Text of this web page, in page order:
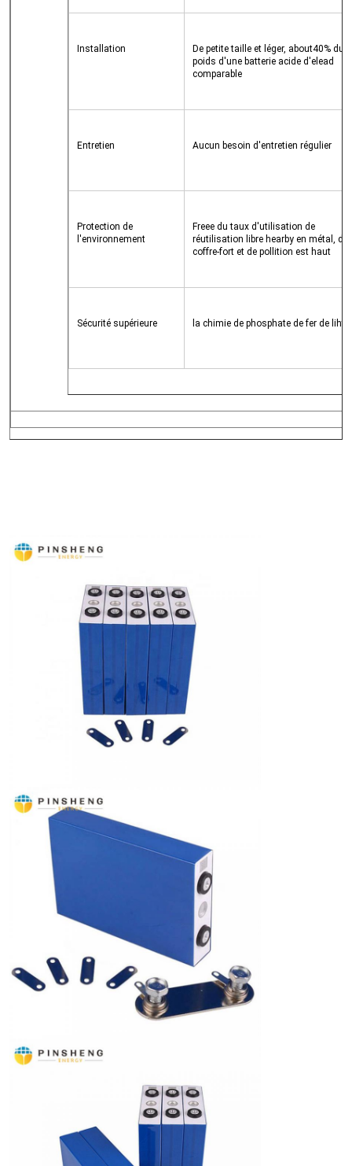
Installation
De petite taille et léger, about40% du
poids d'une batterie acide d'elead
comparable
Entretien Aucun besoin d'entretien régulier
Protection de
l'environnement
Freee du taux d'utilisation de
réutilisation libre hearby en métal, de
coffre-fort et de pollition est haut
Sécurité supérieure la chimie de phosphate de fer de